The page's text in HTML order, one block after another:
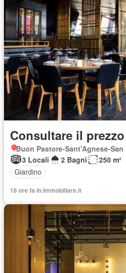
Consultare il prezzo
Buon Pastore-Sant'Agnese-San
3 Locali
2 Bagni
250 m²
Giardino
16 ore fa in Immobiliare.it